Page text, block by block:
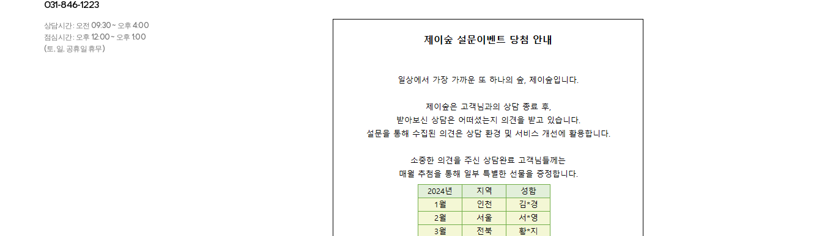
031-846-1223
상담시간 : 오전 09:30 ~ 오후 4:00
점심시간 : 오후 12:00 ~ 오후 1:00
(토, 일, 공휴일 휴무)